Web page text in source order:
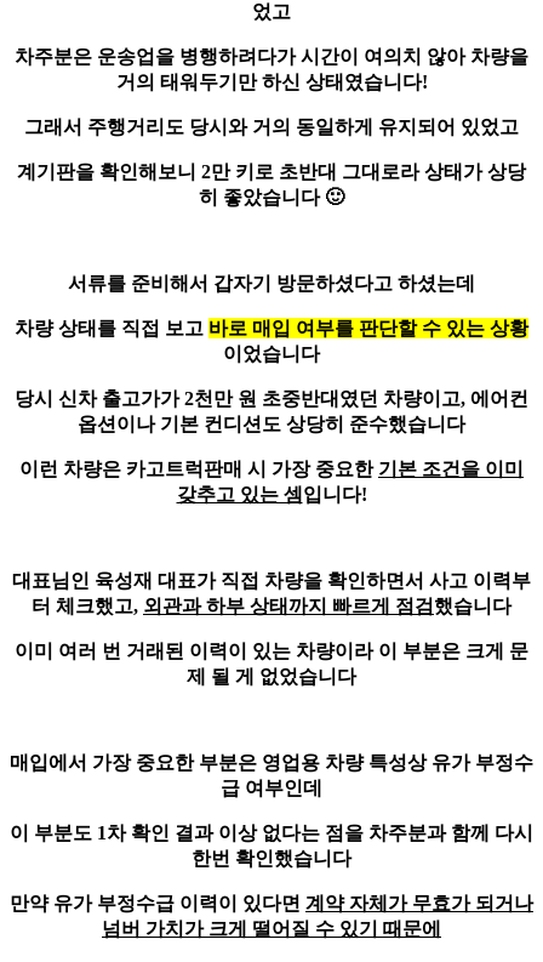
었고
차주분은 운송업을 병행하려다가 시간이 여의치 않아 차량을
거의 태워두기만 하신 상태였습니다!
그래서 주행거리도 당시와 거의 동일하게 유지되어 있었고
계기판을 확인해보니 2만 키로 초반대 그대로라 상태가 상당
히 좋았습니다 🙂
서류를 준비해서 갑자기 방문하셨다고 하셨는데
차량 상태를 직접 보고 바로 매입 여부를 판단할 수 있는 상황
이었습니다
당시 신차 출고가가 2천만 원 초중반대였던 차량이고, 에어컨
옵션이나 기본 컨디션도 상당히 준수했습니다
이런 차량은 카고트럭판매 시 가장 중요한 기본 조건을 이미
갖추고 있는 셈 입니다!
대표님인 육성재 대표가 직접 차량을 확인하면서 사고 이력부
터 체크했고, 외관과 하부 상태까지 빠르게 점검 했습니다
이미 여러 번 거래된 이력이 있는 차량이라 이 부분은 크게 문
제 될 게 없었습니다
매입에서 가장 중요한 부분은 영업용 차량 특성상 유가 부정수
급 여부인데
이 부분도 1차 확인 결과 이상 없다는 점을 차주분과 함께 다시
한번 확인했습니다
만약 유가 부정수급 이력이 있다면 계약 자체가 무효가 되거나
넘버 가치가 크게 떨어질 수 있기 때문에